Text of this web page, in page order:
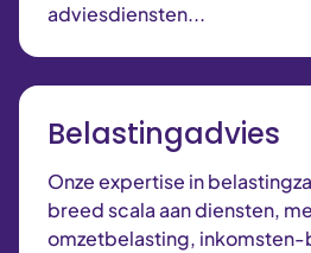
adviesdiensten...
Belastingadvies
Onze expertise in
breed scala aan diensten,
omzetbelasting, inkomsten-